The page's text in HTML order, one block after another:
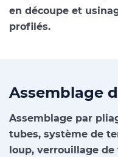
en découpe et
profilés.
Assemblage
Assemblage par
tubes, système de
loup, verrouillage